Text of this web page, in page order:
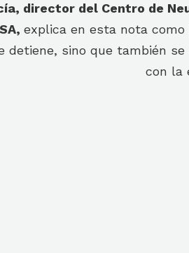
director del Centro de
explica en esta nota como
detiene, sino que también
con la